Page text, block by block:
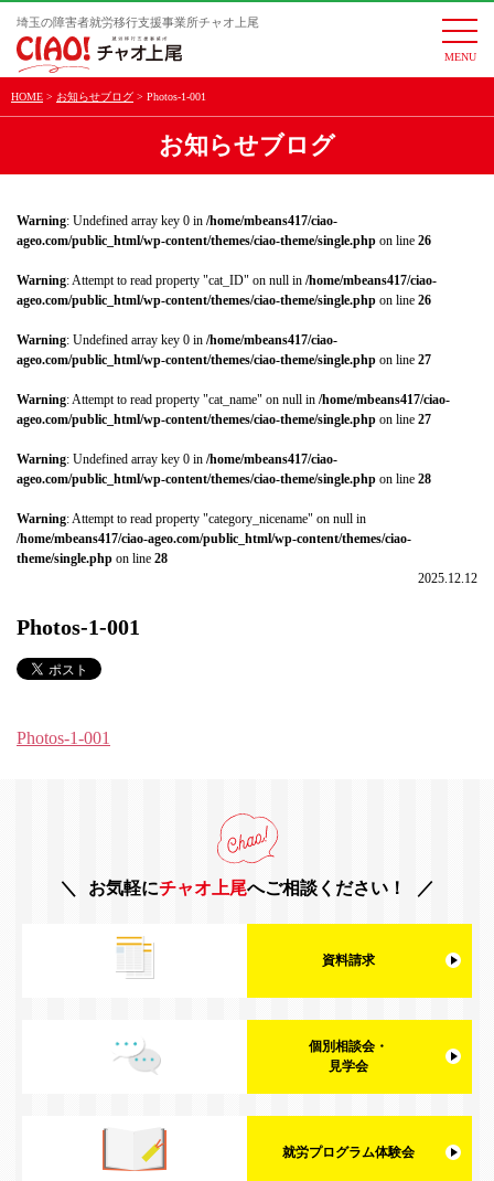
埼玉の障害者就労移行支援事業所チャオ上尾
HOME お知らせブログ Photos-1-001
お知らせブログ
Warning: Undefined array key 0 in /home/mbeans417/ciao-
ageo.com/public_html/wp-content/themes/ciao-theme/single.php on line 26
Warning: Attempt to read property "cat_ID" on null in /home/mbeans417/ciao-
ageo.com/public_html/wp-content/themes/ciao-theme/single.php on line 26
Warning: Undefined array key 0 in /home/mbeans417/ciao-
ageo.com/public_html/wp-content/themes/ciao-theme/single.php on line 27
Warning: Attempt to read property "cat_name" on null in /home/mbeans417/ciao-
ageo.com/public_html/wp-content/themes/ciao-theme/single.php on line 27
Warning: Undefined array key 0 in /home/mbeans417/ciao-
ageo.com/public_html/wp-content/themes/ciao-theme/single.php on line 28
Warning: Attempt to read property "category_nicename" on null in
/home/mbeans417/ciao-ageo.com/public_html/wp-content/themes/ciao-
theme/single.php on line 28
2025.12.12
Photos-1-001
Photos-1-001
お気軽にチャオ上尾へご相談ください！
資料請求
個別相談会・
見学会
就労プログラム体験会